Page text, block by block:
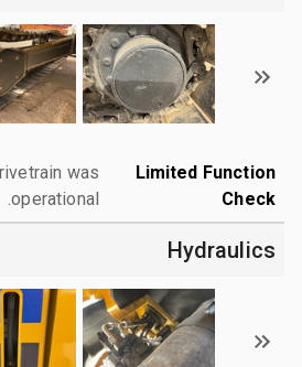
Limited Function
Check
was
operational.
Hydraulics